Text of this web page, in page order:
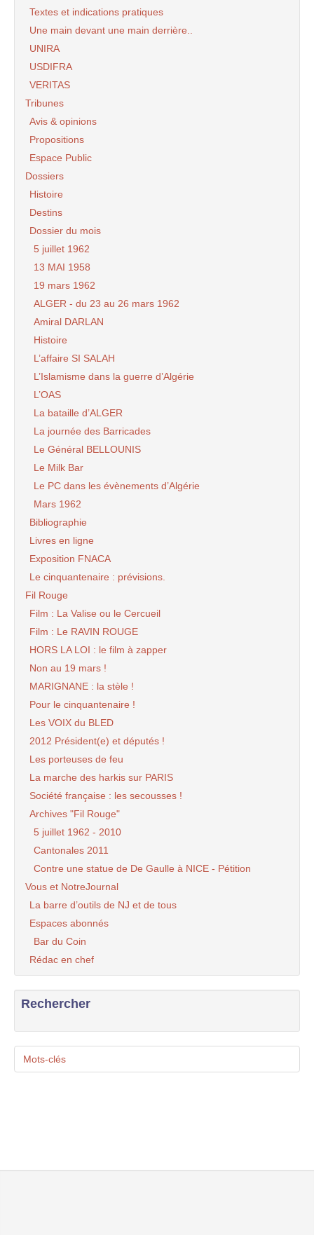
Textes et indications pratiques
Une main devant une main derrière..
UNIRA
USDIFRA
VERITAS
Tribunes
Avis & opinions
Propositions
Espace Public
Dossiers
Histoire
Destins
Dossier du mois
5 juillet 1962
13 MAI 1958
19 mars 1962
ALGER - du 23 au 26 mars 1962
Amiral DARLAN
Histoire
L’affaire SI SALAH
L’Islamisme dans la guerre d’Algérie
L’OAS
La bataille d’ALGER
La journée des Barricades
Le Général BELLOUNIS
Le Milk Bar
Le PC dans les évènements d’Algérie
Mars 1962
Bibliographie
Livres en ligne
Exposition FNACA
Le cinquantenaire : prévisions.
Fil Rouge
Film : La Valise ou le Cercueil
Film : Le RAVIN ROUGE
HORS LA LOI : le film à zapper
Non au 19 mars !
MARIGNANE : la stèle !
Pour le cinquantenaire !
Les VOIX du BLED
2012 Président(e) et députés !
Les porteuses de feu
La marche des harkis sur PARIS
Société française : les secousses !
Archives "Fil Rouge"
5 juillet 1962 - 2010
Cantonales 2011
Contre une statue de De Gaulle à NICE - Pétition
Vous et NotreJournal
La barre d’outils de NJ et de tous
Espaces abonnés
Bar du Coin
Rédac en chef
Rechercher
Mots-clés